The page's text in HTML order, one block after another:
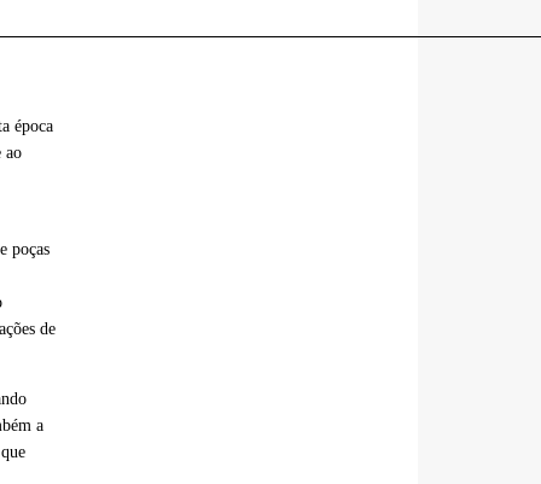
época
ao
poças
de
a